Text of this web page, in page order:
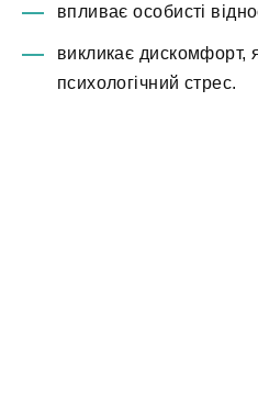
впливає особисті
викликає дискомфорт,
психологічний стрес.